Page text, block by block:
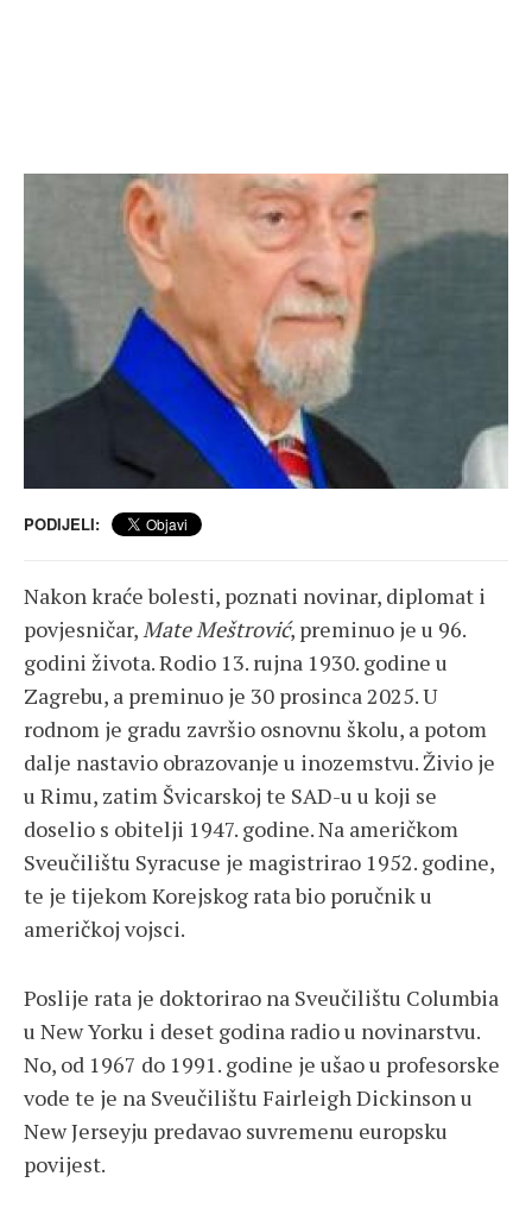
PODIJELI:
Nakon kraće bolesti, poznati novinar, diplomat i
povjesničar,Mate Meštrović, preminuo je u 96.
godini života. Rodio 13. rujna 1930. godine u
Zagrebu, a preminuo je 30 prosinca 2025. U
rodnom je gradu završio osnovnu školu, a potom
dalje nastavio obrazovanje u inozemstvu. Živio je
u Rimu, zatim Švicarskoj te SAD-u u koji se
doselio s obitelji 1947. godine. Na američkom
Sveučilištu Syracuse je magistrirao 1952. godine,
te je tijekom Korejskog rata bio poručnik u
američkoj vojsci.
Poslije rata je doktorirao na Sveučilištu Columbia
u New Yorku i deset godina radio u novinarstvu.
No, od 1967 do 1991. godine je ušao u profesorske
vode te je na Sveučilištu Fairleigh Dickinson u
New Jerseyju predavao suvremenu europsku
povijest.